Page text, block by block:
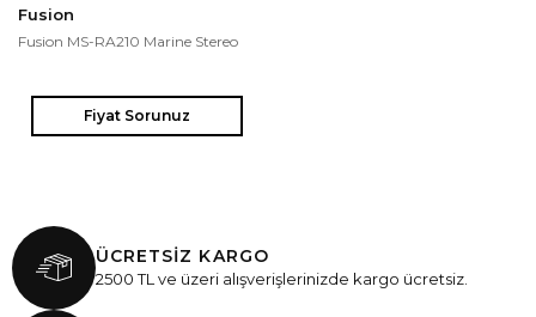
Fiyat Sorunuz
Fusion
Fusion MS-RA210 Marine Stereo
ÜCRETSİZ KARGO
2500 TL ve üzeri alışverişlerinizde kargo ücretsiz.